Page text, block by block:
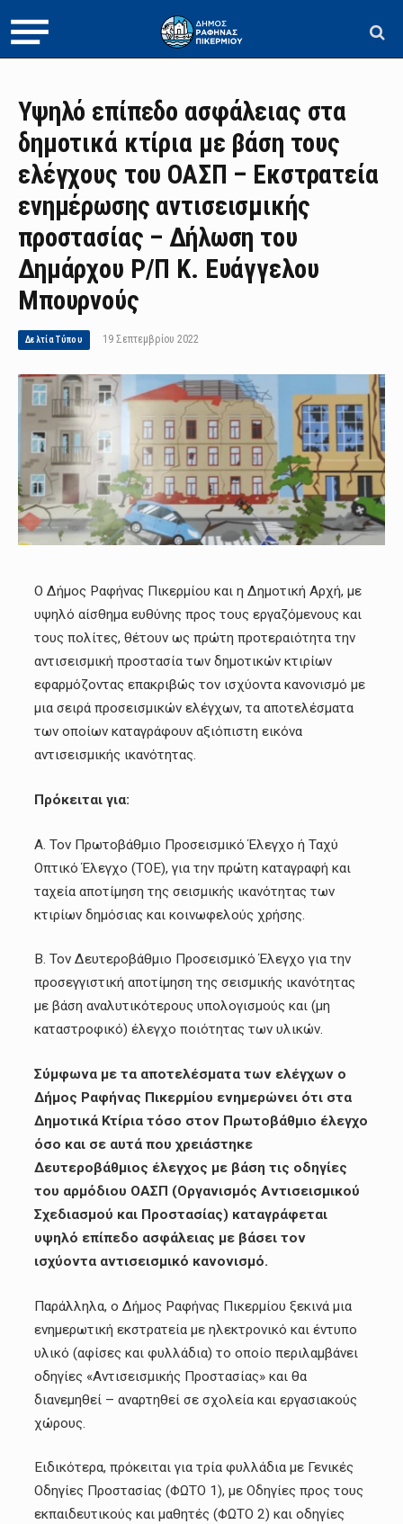
Υψηλό επίπεδο ασφάλειας στα
δημοτικά κτίρια με βάση τους
ελέγχους του ΟΑΣΠ – Εκστρατεία
ενημέρωσης αντισεισμικής
προστασίας – Δήλωση του
Δημάρχου Ρ/Π Κ. Ευάγγελου
Μπουρνούς
Δελτία Τύπου 19 Σεπτεμβρίου 2022
Ο Δήμος Ραφήνας Πικερμίου και η Δημοτική Αρχή, με
υψηλό αίσθημα ευθύνης προς τους εργαζόμενους και
τους πολίτες, θέτουν ως πρώτη προτεραιότητα την
αντισεισμική προστασία των δημοτικών κτιρίων
εφαρμόζοντας επακριβώς τον ισχύοντα κανονισμό με
μια σειρά προσεισμικών ελέγχων, τα αποτελέσματα
των οποίων καταγράφουν αξιόπιστη εικόνα
αντισεισμικής ικανότητας.
Πρόκειται για:
Α. Τον Πρωτοβάθμιο Προσεισμικό Έλεγχο ή Ταχύ
Οπτικό Έλεγχο (ΤΟΕ), για την πρώτη καταγραφή και
ταχεία αποτίμηση της σεισμικής ικανότητας των
κτιρίων δημόσιας και κοινωφελούς χρήσης.
Β. Τον Δευτεροβάθμιο Προσεισμικό Έλεγχο για την
προσεγγιστική αποτίμηση της σεισμικής ικανότητας
με βάση αναλυτικότερους υπολογισμούς και (μη
καταστροφικό) έλεγχο ποιότητας των υλικών.
Σύμφωνα με τα αποτελέσματα των ελέγχων ο
Δήμος Ραφήνας Πικερμίου ενημερώνει ότι στα
Δημοτικά Κτίρια τόσο στον Πρωτοβάθμιο έλεγχο
όσο και σε αυτά που χρειάστηκε
Δευτεροβάθμιος έλεγχος με βάση τις οδηγίες
του αρμόδιου ΟΑΣΠ (Οργανισμός Αντισεισμικού
Σχεδιασμού και Προστασίας) καταγράφεται
υψηλό επίπεδο ασφάλειας με βάσει τον
ισχύοντα αντισεισμικό κανονισμό.
Παράλληλα, ο Δήμος Ραφήνας Πικερμίου ξεκινά μια
ενημερωτική εκστρατεία με ηλεκτρονικό και έντυπο
υλικό (αφίσες και φυλλάδια) το οποίο περιλαμβάνει
οδηγίες «Αντισεισμικής Προστασίας» και θα
διανεμηθεί – αναρτηθεί σε σχολεία και εργασιακούς
χώρους.
Ειδικότερα, πρόκειται για τρία φυλλάδια με Γενικές
Οδηγίες Προστασίας (ΦΩΤΟ 1), με Οδηγίες προς τους
εκπαιδευτικούς και μαθητές (ΦΩΤΟ 2) και οδηγίες